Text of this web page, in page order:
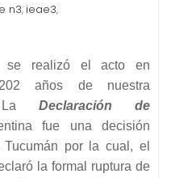
n3, ieae3,
se realizó el acto en
años de nuestra
La Declaración de
fue una decisión
por la cual, el
la formal ruptura de